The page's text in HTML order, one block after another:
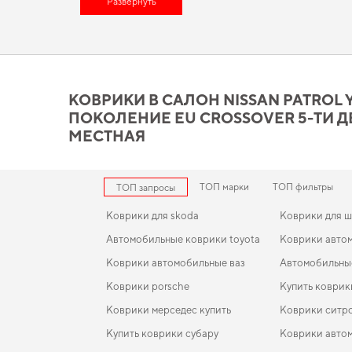
подходящие для определенной марки автомобиля,
ти местная отвечает всем
Используйте наш широкий спектр EVA ковриков, и вы
на долгие годы. Если хотите сохранить интерьер в
КОВРИКИ В САЛОН NISSAN PATROL
ПОКОЛЕНИЕ EU CROSSOVER 5-ТИ
МЕСТНАЯ
ТОП запросы ТОП марки ТОП фильтры
Коврики для skoda
Автомобильные коврики toyota
Коврики автомобильные ваз
Коврики porsche
Коврики мерседес купить
Купить коврики субару
Коврики для
Коврики
Купить
Коврики
Коврики